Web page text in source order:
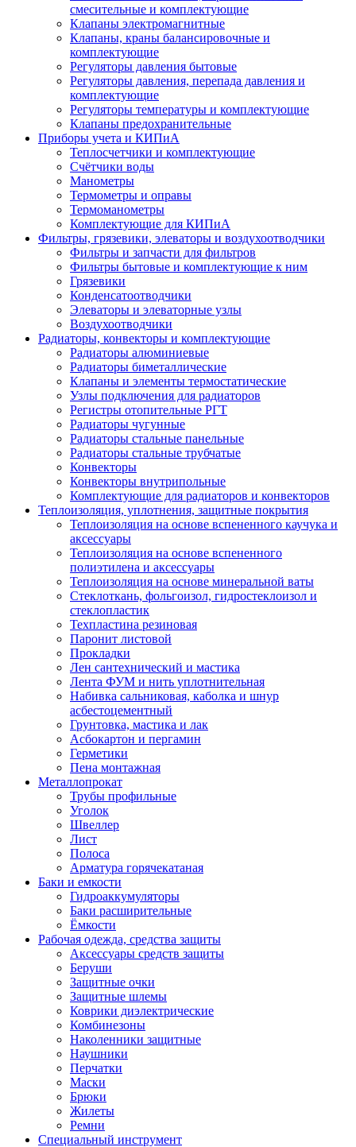
смесительные и комплектующие
Клапаны электромагнитные
Клапаны, краны балансировочные и
комплектующие
Регуляторы давления бытовые
Регуляторы давления, перепада давления и
комплектующие
Регуляторы температуры и комплектующие
Клапаны предохранительные
Приборы учета и КИПиА
Теплосчетчики и комплектующие
Счётчики воды
Манометры
Термометры и оправы
Термоманометры
Комплектующие для КИПиА
Фильтры, грязевики, элеваторы и воздухоотводчики
Фильтры и запчасти для фильтров
Фильтры бытовые и комплектующие к ним
Грязевики
Конденсатоотводчики
Элеваторы и элеваторные узлы
Воздухоотводчики
Радиаторы, конвекторы и комплектующие
Радиаторы алюминиевые
Радиаторы биметаллические
Клапаны и элементы термостатические
Узлы подключения для радиаторов
Регистры отопительные РГТ
Радиаторы чугунные
Радиаторы стальные панельные
Радиаторы стальные трубчатые
Конвекторы
Конвекторы внутрипольные
Комплектующие для радиаторов и конвекторов
Теплоизоляция, уплотнения, защитные покрытия
Теплоизоляция на основе вспененного каучука и
аксессуары
Теплоизоляция на основе вспененного
полиэтилена и аксессуары
Теплоизоляция на основе минеральной ваты
Стеклоткань, фольгоизол, гидростеклоизол и
стеклопластик
Техпластина резиновая
Паронит листовой
Прокладки
Лен сантехнический и мастика
Лента ФУМ и нить уплотнительная
Набивка сальниковая, каболка и шнур
асбестоцементный
Грунтовка, мастика и лак
Асбокартон и пергамин
Герметики
Пена монтажная
Металлопрокат
Трубы профильные
Уголок
Швеллер
Лист
Полоса
Арматура горячекатаная
Баки и емкости
Гидроаккумуляторы
Баки расширительные
Ёмкости
Рабочая одежда, средства защиты
Аксессуары средств защиты
Беруши
Защитные очки
Защитные шлемы
Коврики диэлектрические
Комбинезоны
Наколенники защитные
Наушники
Перчатки
Маски
Брюки
Жилеты
Ремни
Специальный инструмент